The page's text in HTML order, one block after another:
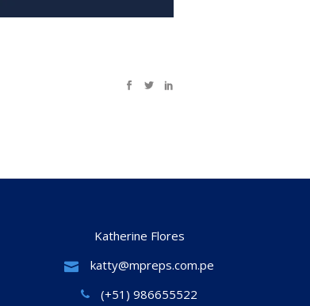
Katherine Flores
katty@mpreps.com.pe
(+51) 986655522